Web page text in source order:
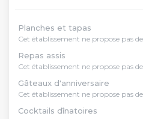
Planches et tapas
Cet établissement ne propose pas
Repas assis
Cet établissement ne propose pas
Gâteaux d'anniversaire
Cet établissement ne propose pas
Cocktails dînatoires